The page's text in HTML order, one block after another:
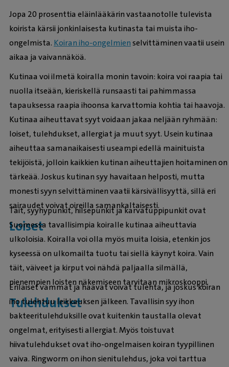
Jopa 20 prosenttia eläinlääkärin vastaanotolle tulevista
koirista kärsii jonkinlaisesta kutinasta tai muista iho-
ongelmista. Koiran iho-ongelmienselvittäminen vaatii usein
aikaa ja vaivannäköä.
Kutinaa voi ilmetä koiralla monin tavoin: koira voi raapia tai
nuolla itseään, kieriskellä runsaasti tai pahimmassa
tapauksessa raapia ihoonsa karvattomia kohtia tai haavoja.
Kutinaa aiheuttavat syyt voidaan jakaa neljään ryhmään:
loiset, tulehdukset, allergiat ja muut syyt. Usein kutinaa
aiheuttaa samanaikaisesti useampi edellä mainituista
tekijöistä, jolloin kaikkien kutinan aiheuttajien hoitaminen on
tärkeää. Joskus kutinan syy havaitaan helposti, mutta
monesti syyn selvittäminen vaatii kärsivällisyyttä, sillä eri
sairaudet voivat oireilla samankaltaisesti.
Loiset
Täit, syyhypunkit, hilsepunkit ja karvatuppipunkit ovat
Suomessa tavallisimpia koiralle kutinaa aiheuttavia
ulkoloisia. Koiralla voi olla myös muita loisia, etenkin jos
kyseessä on ulkomailta tuotu tai siellä käynyt koira. Vain
täit, väiveet ja kirput voi nähdä paljaalla silmällä,
pienempien loisten näkemiseen tarvitaan mikroskooppi.
Tulehdukset
Erilaiset vammat ja haavat voivat tulehta, ja joskus koiran
iho tulehtuu leikkauksen jälkeen. Tavallisin syy ihon
bakteeritulehduksille ovat kuitenkin taustalla olevat
ongelmat, erityisesti allergiat. Myös toistuvat
hiivatulehdukset ovat iho-ongelmaisen koiran tyypillinen
vaiva. Ringworm on ihon sienitulehdus, joka voi tarttua